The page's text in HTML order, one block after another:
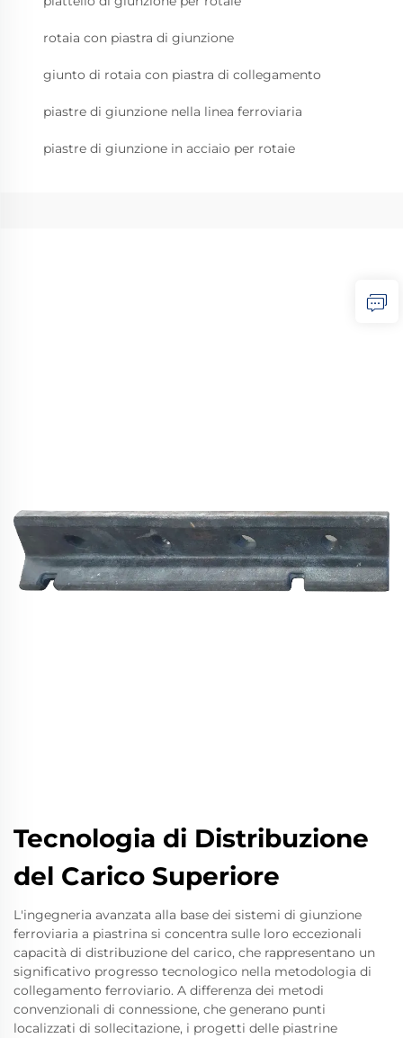
rotaia con piastra di giunzione
giunto di rotaia con piastra di collegamento
piastre di giunzione nella linea ferroviaria
piastre di giunzione in acciaio per rotaie
Tecnologia di Distribuzione
del Carico Superiore
L'ingegneria avanzata alla base dei sistemi di giunzione
ferroviaria a piastrina si concentra sulle loro eccezionali
capacità di distribuzione del carico, che rappresentano un
significativo progresso tecnologico nella metodologia di
collegamento ferroviario. A differenza dei metodi
convenzionali di connessione, che generano punti
localizzati di sollecitazione, i progetti delle piastrine